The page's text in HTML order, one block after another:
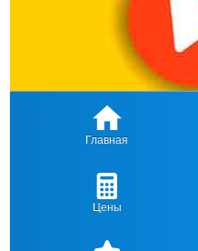
Главная
Цены